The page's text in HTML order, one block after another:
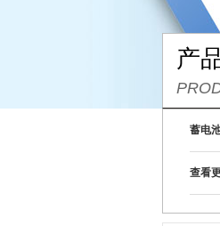
产
蓄电
查看